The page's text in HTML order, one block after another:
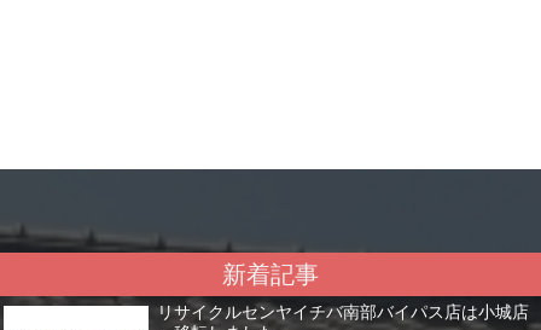
新着記事
リサイクルセンヤイチバ南部バイパス店は小城店